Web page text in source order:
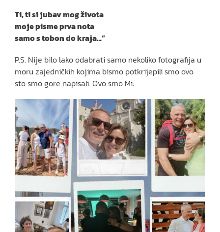
Ti, ti si jubav mog života
moje pisme prva nota
samo s tobon do kraja…“
P.S. Nije bilo lako odabrati samo nekoliko fotografija u
moru zajedničkih kojima bismo potkrijepili smo ovo
sto smo gore napisali. Ovo smo Mi: